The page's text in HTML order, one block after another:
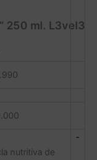
250 ml. L3vel3
nutritiva de
-